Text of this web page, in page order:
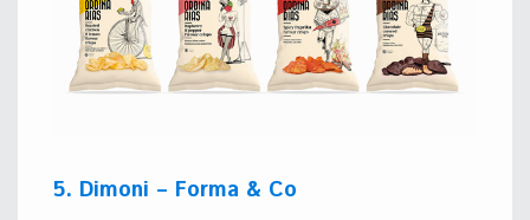
5. Dimoni – Forma & Co